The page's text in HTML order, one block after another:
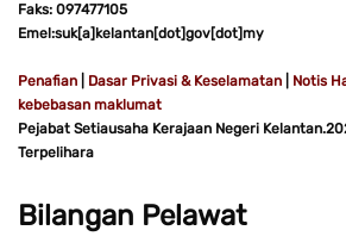
Faks: 097477105
Emel:suk[a]kelantan[dot]gov[dot]my
Penafian Dasar Privasi & Keselamatan Notis
kebebasan maklumat
Pejabat Setiausaha Kerajaan Negeri
Terpelihara
Bilangan Pelawat